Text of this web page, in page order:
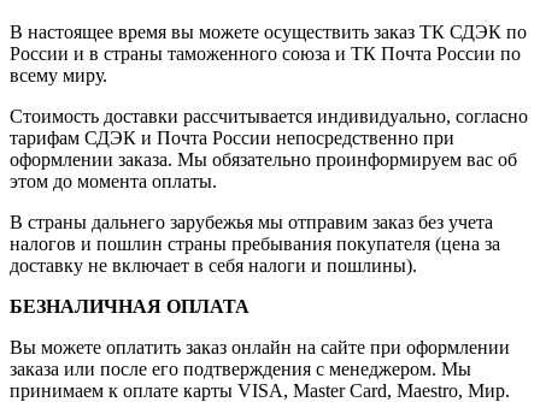
В настоящее время вы можете осуществить заказ ТК СДЭК по
России и в страны таможенного союза и ТК Почта России по
всему миру.
Стоимость доставки рассчитывается индивидуально, согласно
тарифам СДЭК и Почта России непосредственно при
оформлении заказа. Мы обязательно проинформируем вас об
этом до момента оплаты.
В страны дальнего зарубежья мы отправим заказ без учета
налогов и пошлин страны пребывания покупателя (цена за
доставку не включает в себя налоги и пошлины).
БЕЗНАЛИЧНАЯ ОПЛАТА
Вы можете оплатить заказ онлайн на сайте при оформлении
заказа или после его подтверждения с менеджером. Мы
принимаем к оплате карты VISA, Master Card, Maestro, Мир.